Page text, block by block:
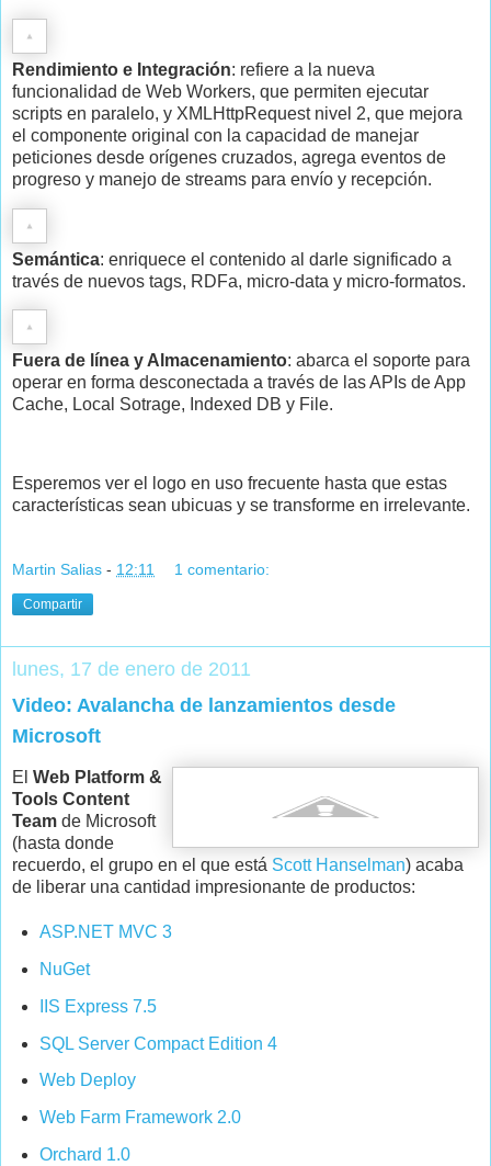
Rendimiento e Integración: refiere a la nueva
funcionalidad de Web Workers, que permiten ejecutar
scripts en paralelo, y XMLHttpRequest nivel 2, que mejora
el componente original con la capacidad de manejar
peticiones desde orígenes cruzados, agrega eventos de
progreso y manejo de streams para envío y recepción.
Semántica: enriquece el contenido al darle significado a
través de nuevos tags, RDFa, micro-data y micro-formatos.
Fuera de línea y Almacenamiento: abarca el soporte para
operar en forma desconectada a través de las APIs de App
Cache, Local Sotrage, Indexed DB y File.
Esperemos ver el logo en uso frecuente hasta que estas
características sean ubicuas y se transforme en irrelevante.
Martin Salias - 12:11 1 comentario:
Compartir
lunes, 17 de enero de 2011
Video: Avalancha de lanzamientos desde
Microsoft
El Web Platform &
Tools Content
Team de Microsoft
(hasta donde
recuerdo, el grupo en el que está Scott Hanselman) acaba
de liberar una cantidad impresionante de productos:
ASP.NET MVC 3
NuGet
IIS Express 7.5
SQL Server Compact Edition 4
Web Deploy
Web Farm Framework 2.0
Orchard 1.0